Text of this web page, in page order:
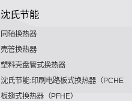
沈氏节能
同轴换热器
壳管换热器
塑料壳盘管式换热器
沈氏节能:印刷电路板式换热器（PCHE）
板翅式换热器（PFHE）